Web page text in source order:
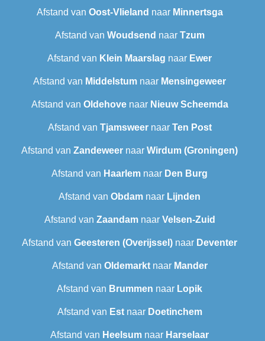
Afstand van Oost-Vlieland naar Minnertsga
Afstand van Woudsend naar Tzum
Afstand van Klein Maarslag naar Ewer
Afstand van Middelstum naar Mensingeweer
Afstand van Oldehovenaar Nieuw Scheemda
Afstand van Tjamsweernaar Ten Post
Afstand van Zandeweer naar Wirdum (Groningen)
Afstand van Haarlem naar Den Burg
Afstand van Obdam naar Lijnden
Afstand van Zaandamnaar Velsen-Zuid
Afstand van Geesteren (Overijssel) naar Deventer
Afstand van Oldemarktnaar Mander
Afstand van Brummen naar Lopik
Afstand van Estnaar Doetinchem
Afstand van Heelsum naar Harselaar